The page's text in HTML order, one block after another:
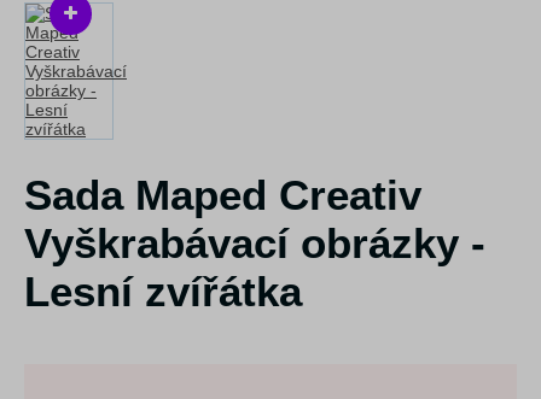
Sada Maped Creativ
Vyškrabávací obrázky -
Lesní zvířátka